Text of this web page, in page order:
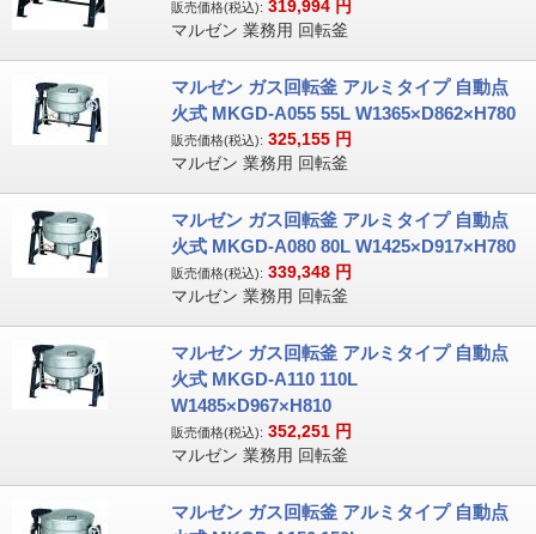
販売価格(税込): 319,994 円
マルゼン 業務用 回転釜
マルゼン ガス回転釜 アルミタイプ 自動点
火式 MKGD-A055 55L W1365×D862×H780
販売価格(税込): 325,155 円
マルゼン 業務用 回転釜
マルゼン ガス回転釜 アルミタイプ 自動点
火式 MKGD-A080 80L W1425×D917×H780
販売価格(税込): 339,348 円
マルゼン 業務用 回転釜
マルゼン ガス回転釜 アルミタイプ 自動点
火式 MKGD-A110 110L
W1485×D967×H810
販売価格(税込): 352,251 円
マルゼン 業務用 回転釜
マルゼン ガス回転釜 アルミタイプ 自動点